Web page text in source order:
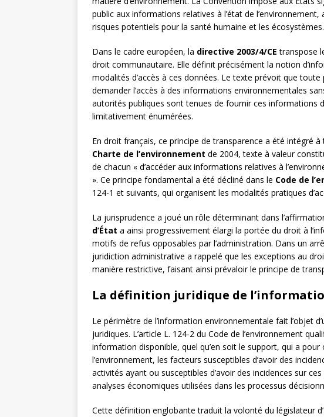
public aux informations relatives à l’état de
risques potentiels pour la santé humaine et les écosystèmes.
Dans le cadre européen, la directive 2003/4/CE transpose
droit communautaire. Elle définit précisément la notion
modalités d’accès à ces données. Le texte prévoit que
demander l’accès à des informations environnementales
autorités publiques sont tenues de fournir ces informations
limitativement énumérées.
En droit français, ce principe de transparence a été intégré
Charte de l’environnement de 2004, texte à valeur
de chacun « d’accéder aux informations relatives à
». Ce principe fondamental a été décliné dans le Code de
124-1 et suivants, qui organisent les modalités pratiques
La jurisprudence a joué un rôle déterminant dans
d’État a ainsi progressivement élargi la portée du droit à
motifs de refus opposables par l’administration. Dans un
juridiction administrative a rappelé que les exceptions au
manière restrictive, faisant ainsi prévaloir le principe de
La définition juridique de
Le périmètre de l’information environnementale fait l’objet
juridiques. L’article L. 124-2 du Code de l’environnement
information disponible, quel qu’en soit le support, qui a pour
l’environnement, les facteurs susceptibles d’avoir des
activités ayant ou susceptibles d’avoir des incidences sur
analyses économiques utilisées dans les processus
Cette définition englobante traduit la volonté du législateur